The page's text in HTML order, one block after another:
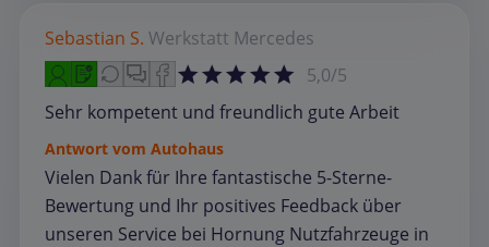
Sebastian S. Werkstatt Mercedes
5,0/5
Sehr kompetent und freundlich gute Arbeit
Antwort vom Autohaus
Vielen Dank für Ihre fantastische 5-Sterne-
Bewertung und Ihr positives Feedback über
unseren Service bei Hornung Nutzfahrzeuge in